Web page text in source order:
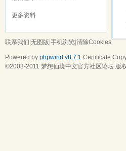
更多资料
联系我们 无图版 手机浏览 清除Cookies
Powered by phpwind v8.7.1 Certificate
©2003-2011 梦想仙境中文官方社区论坛 版